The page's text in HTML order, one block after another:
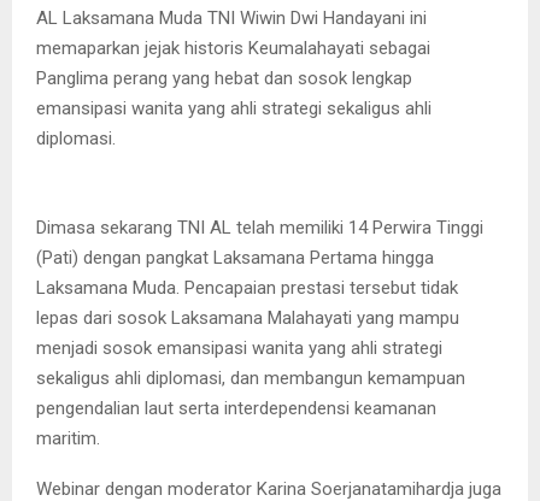
AL Laksamana Muda TNI Wiwin Dwi Handayani ini
memaparkan jejak historis Keumalahayati sebagai
Panglima perang yang hebat dan sosok lengkap
emansipasi wanita yang ahli strategi sekaligus ahli
diplomasi.
Dimasa sekarang TNI AL telah memiliki 14 Perwira Tinggi
(Pati) dengan pangkat Laksamana Pertama hingga
Laksamana Muda. Pencapaian prestasi tersebut tidak
lepas dari sosok Laksamana Malahayati yang mampu
menjadi sosok emansipasi wanita yang ahli strategi
sekaligus ahli diplomasi, dan membangun kemampuan
pengendalian laut serta interdependensi keamanan
maritim.
Webinar dengan moderator Karina Soerjanatamihardja juga